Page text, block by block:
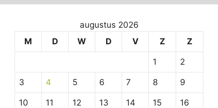
augustus 2026
M
D W D V Z Z
1 2
3 4 5 6 7 8 9
10 11 12 13 14 15 16